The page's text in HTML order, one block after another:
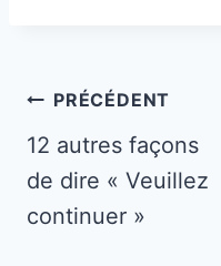
Navigation
de
l’article
PRÉCÉDENT
12 autres façons
de dire « Veuillez
continuer »